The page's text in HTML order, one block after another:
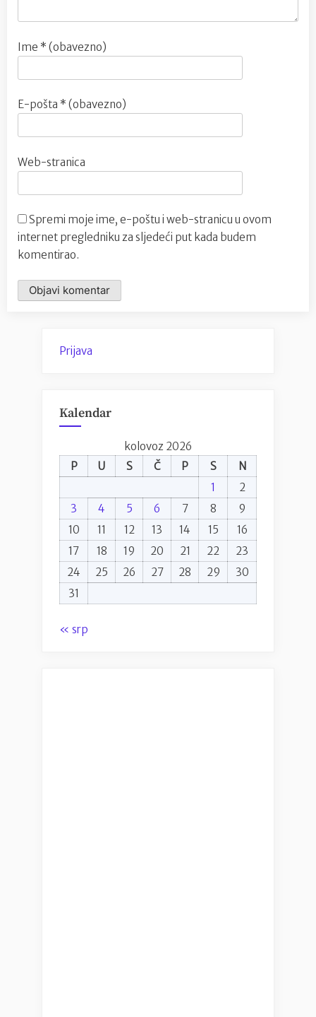
Ime * (obavezno)
E-pošta * (obavezno)
Web-stranica
Spremi moje ime, e-poštu i web-stranicu u ovom
internet pregledniku za sljedeći put kada budem
komentirao.
Prijava
Kalendar
kolovoz 2026
P
U S Č P S
N
1
2
3
4 5 6 7 8
9
10
11 12 13 14 15
16
17
18 19 20 21 22
23
24
25 26 27 28 29
30
31
« srp